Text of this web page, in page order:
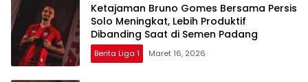
Ketajaman Bruno Gomes Bersama Persis
Solo Meningkat, Lebih Produktif
Dibanding Saat di Semen Padang
Berita Liga 1 Maret 16, 2026